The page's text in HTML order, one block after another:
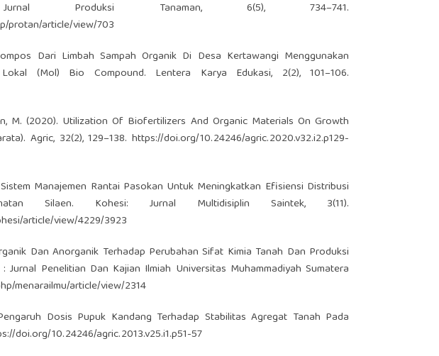
Produksi Tanaman, 6(5), 734–741.
protan/article/view/703
Dari Limbah Sampah Organik Di Desa Kertawangi Menggunakan
(Mol) Bio Compound. Lentera Karya Edukasi, 2(2), 101–106.
M. (2020). Utilization Of Biofertilizers And Organic Materials On Growth
Agric, 32(2), 129–138. https://doi.org/10.24246/agric.2020.v32.i2.p129-
Manajemen Rantai Pasokan Untuk Meningkatkan Efisiensi Distribusi
Silaen. Kohesi: Jurnal Multidisiplin Saintek, 3(11).
article/view/4229/3923
Dan Anorganik Terhadap Perubahan Sifat Kimia Tanah Dan Produksi
Jurnal Penelitian Dan Kajian Ilmiah Universitas Muhammadiyah Sumatera
menarailmu/article/view/2314
Dosis Pupuk Kandang Terhadap Stabilitas Agregat Tanah Pada
doi.org/10.24246/agric.2013.v25.i1.p51-57